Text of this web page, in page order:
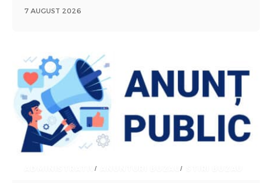
7 AUGUST 2026
ADMINISTRATIV ANUNTURI BUZAU